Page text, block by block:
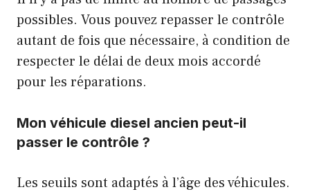
possibles. Vous pouvez repasser le contrôle
autant de fois que nécessaire, à condition de
respecter le délai de deux mois accordé
pour les réparations.
Mon véhicule diesel ancien peut-il
passer le contrôle ?
Les seuils sont adaptés à l’âge des véhicules.